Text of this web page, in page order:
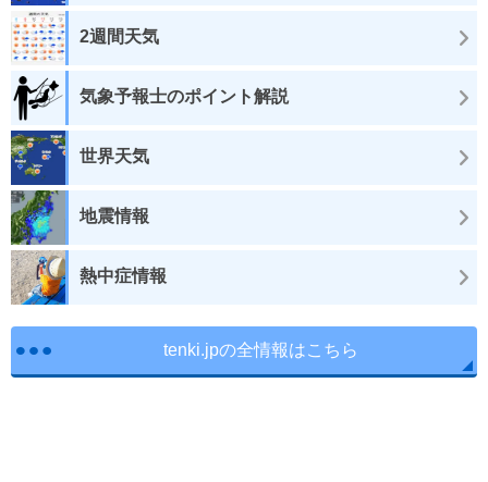
2週間天気
気象予報士のポイント解説
世界天気
地震情報
熱中症情報
tenki.jpの全情報はこちら